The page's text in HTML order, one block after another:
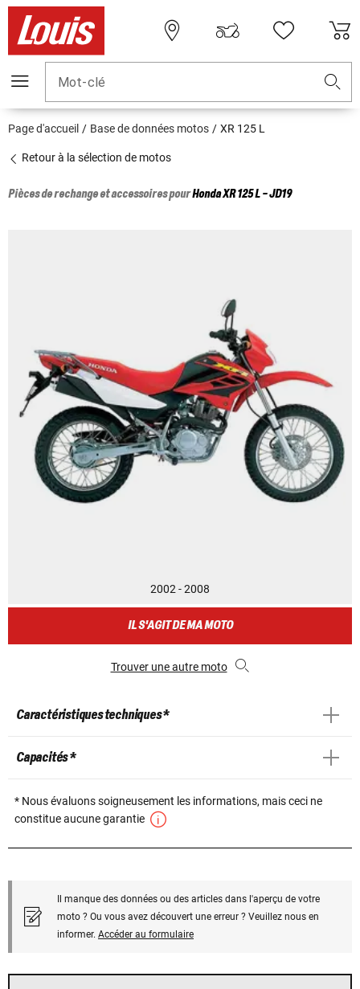
Mot-clé
Page d'accueil Base de données motos XR 125 L
Retour à la sélection de motos
Pièces de rechange et accessoires pourHondaXR 125 L - JD19
2002 - 2008
IL S'AGIT DE MA MOTO
Trouver une autre moto
Caractéristiques techniques *
Capacités *
* Nous évaluons soigneusement les informations, mais ceci ne
constitue aucune garantie
Il manque des données ou des articles dans l'aperçu de votre
moto ? Ou vous avez découvert une erreur ? Veuillez nous en
informer. Accéder au formulaire